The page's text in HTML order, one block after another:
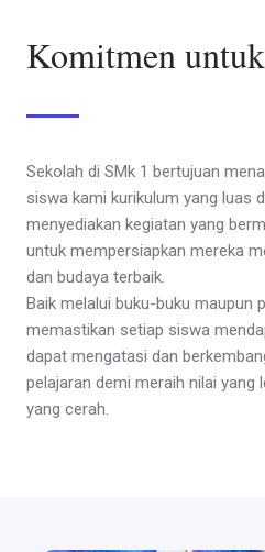
Komitmen
Sekolah di SMk 1 bertujuan
siswa kami kurikulum yang luas
menyediakan kegiatan yang
untuk mempersiapkan mereka
dan budaya terbaik.
Baik melalui buku-buku maupun
memastikan setiap siswa
dapat mengatasi dan
pelajaran demi meraih nilai yang
yang cerah.